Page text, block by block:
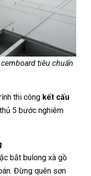
tiêu chuẩn
thi công kết cấu
5 bước nghiêm
bắt bulong xà gồ
Đừng quên sơn